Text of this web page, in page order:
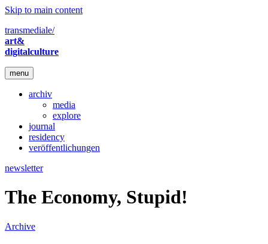
Skip to main content
transmediale/
art&
digitalculture
menu
archiv
media
explore
journal
residency
veröffentlichungen
newsletter
The Economy, Stupid!
Archive